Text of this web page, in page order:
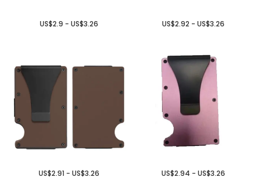
US$2.9 - US$3.26 US$2.92 - US$3.26
US$2.91 - US$3.26 US$2.94 - US$3.26